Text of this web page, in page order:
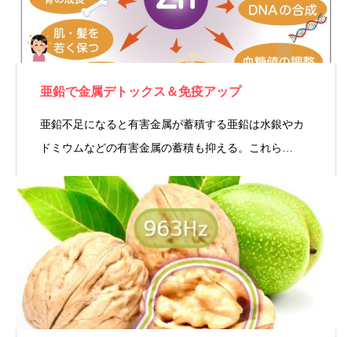
亜鉛で金属デトックス＆免疫アップ
亜鉛不足になると有害金属が蓄積する亜鉛は水銀やカ
ドミウムなどの有害金属の蓄積も抑える。これら…